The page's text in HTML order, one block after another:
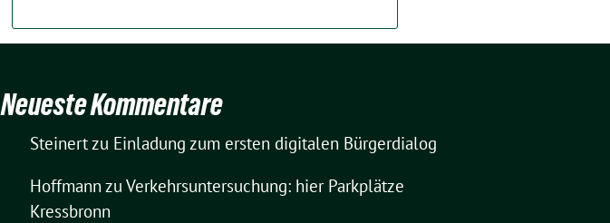
Neueste Kommentare
Steinertzu Einladung zum ersten digitalen Bürgerdialog
Hoffmann zu Verkehrsuntersuchung: hier Parkplätze
Kressbronn